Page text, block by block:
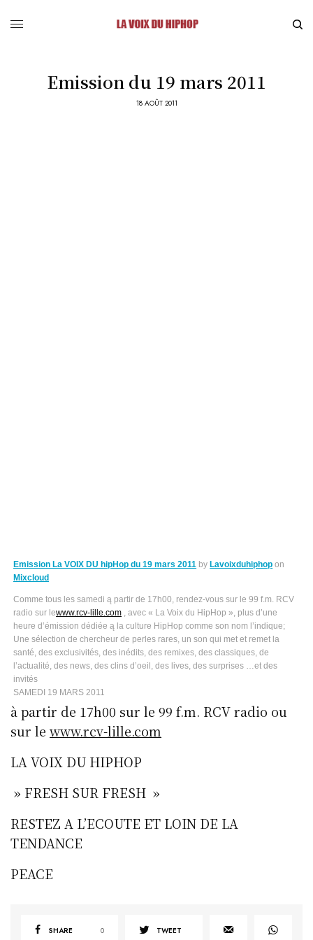
Emission du 19 mars 2011
18 AOÛT 2011
Emission La VOIX DU hipHop du 19 mars 2011 by Lavoixduhiphop on
Mixcloud
Comme tous les samedi ą partir de 17h00, rendez-vous sur le 99 f.m. RCV
radio sur lewww.rcv-lille.com , avec « La Voix du HipHop », plus d’une
heure d’émission dédiée ą la culture HipHop comme son nom l’indique;
Une sélection de chercheur de perles rares, un son qui met et remet la
santé, des exclusivités, des inédits, des remixes, des classiques, de
l’actualité, des news, des clins d’oeil, des lives, des surprises …et des
invités
SAMEDI 19 MARS 2011
à partir de 17h00 sur le 99 f.m. RCV radio ou
sur lewww.rcv-lille.com
LA VOIX DU HIPHOP
» FRESH SUR FRESH »
RESTEZ A L’ECOUTE ET LOIN DE LA
TENDANCE
PEACE
SHARE 0 TWEET